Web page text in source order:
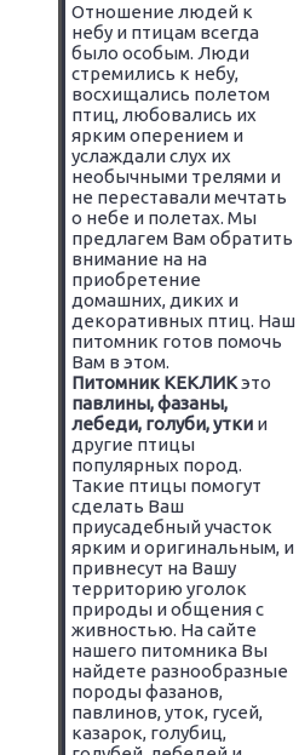
Отношение людей к
небу и птицам всегда
было особым. Люди
стремились к небу,
восхищались полетом
птиц, любовались их
ярким оперением и
услаждали слух их
необычными трелями и
не переставали мечтать
о небе и полетах. Мы
предлагем Вам обратить
внимание на на
приобретение
домашних, диких и
декоративных птиц. Наш
питомник готов помочь
Вам в этом.
Питомник КЕКЛИКэто
павлины, фазаны,
лебеди, голуби, утки и
другие птицы
популярных пород.
Такие птицы помогут
сделать Ваш
приусадебный участок
ярким и оригинальным, и
привнесут на Вашу
территорию уголок
природы и общения с
живностью. На сайте
нашего питомника Вы
найдете разнообразные
породы фазанов,
павлинов, уток, гусей,
казарок, голубиц,